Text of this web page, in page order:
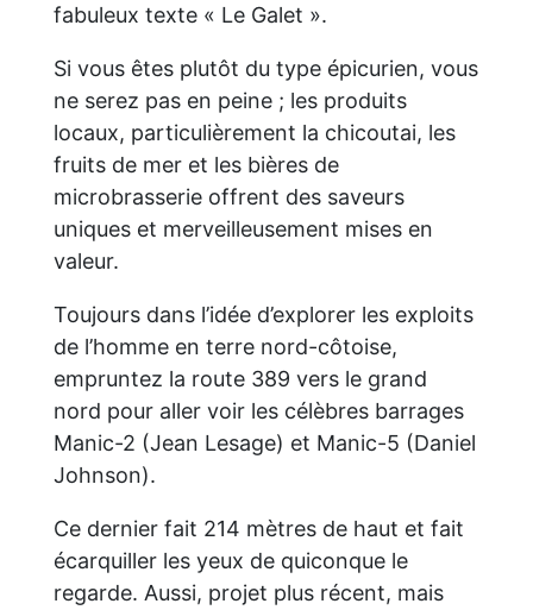
fabuleux texte « Le Galet ».
Si vous êtes plutôt du type épicurien, vous
ne serez pas en peine ; les produits
locaux, particulièrement la chicoutai, les
fruits de mer et les bières de
microbrasserie offrent des saveurs
uniques et merveilleusement mises en
valeur.
Toujours dans l’idée d’explorer les exploits
de l’homme en terre nord-côtoise,
empruntez la route 389 vers le grand
nord pour aller voir les célèbres barrages
Manic-2 (Jean Lesage) et Manic-5 (Daniel
Johnson).
Ce dernier fait 214 mètres de haut et fait
écarquiller les yeux de quiconque le
regarde. Aussi, projet plus récent, mais